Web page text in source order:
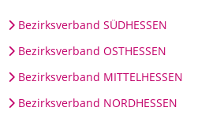
Bezirksverband SÜDHESSEN
Bezirksverband OSTHESSEN
Bezirksverband MITTELHESSEN
Bezirksverband NORDHESSEN